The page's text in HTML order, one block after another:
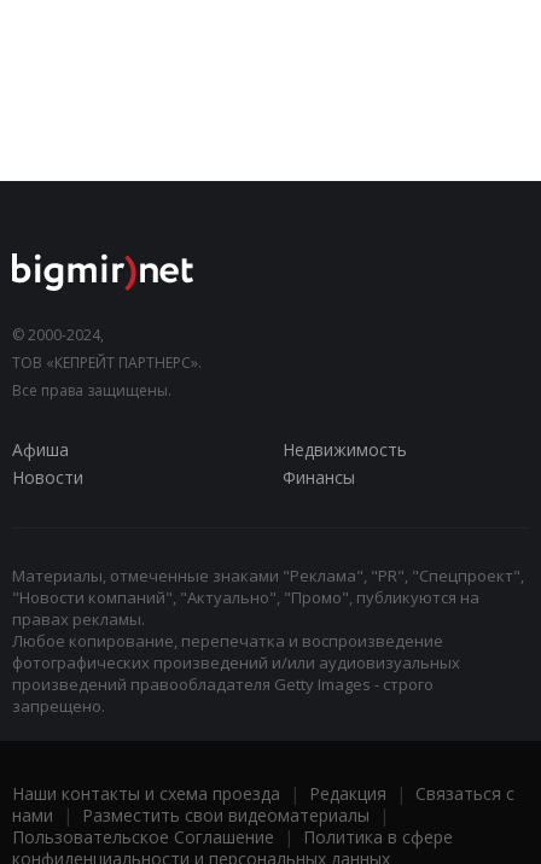
© 2000-2024,
ТОВ «КЕПРЕЙТ ПАРТНЕРС».
Все права защищены.
Афиша
Недвижимость
Новости
Финансы
Материалы, отмеченные знаками "Реклама", "PR", "Спецпроект",
"Новости компаний", "Актуально", "Промо", публикуются на
правах рекламы.
Любое копирование, перепечатка и воспроизведение
фотографических произведений и/или аудиовизуальных
произведений правообладателя Getty Images - строго
запрещено.
Наши контакты и схема проезда | Редакция | Связаться с
нами | Разместить свои видеоматериалы |
Пользовательское Соглашение |
Политика в сфере
конфиденциальности и персональных данных